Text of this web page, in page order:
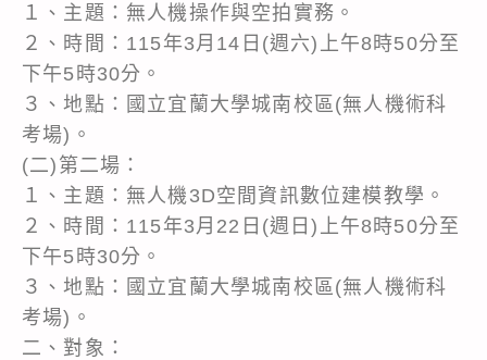
１、主題：無人機操作與空拍實務。
２、時間：115年3月14日(週六)上午8時50分至
下午5時30分。
３、地點：國立宜蘭大學城南校區(無人機術科
考場)。
(二)第二場：
１、主題：無人機3D空間資訊數位建模教學。
２、時間：115年3月22日(週日)上午8時50分至
下午5時30分。
３、地點：國立宜蘭大學城南校區(無人機術科
考場)。
二、對象：